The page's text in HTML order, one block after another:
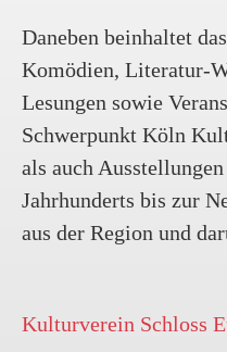
nicht mehr
Sie im
Newsletters
dem Sie Ihre E-
wieder aus der
Datenbank
Sie die
Ihre E-Mail-
Datenbank
Kopien der
Daneben beinhaltet
Komödien, Literatur-
Lesungen sowie
Schwerpunkt Köln
als auch
Jahrhunderts bis zur
aus der Region und
Kulturverein Schloss